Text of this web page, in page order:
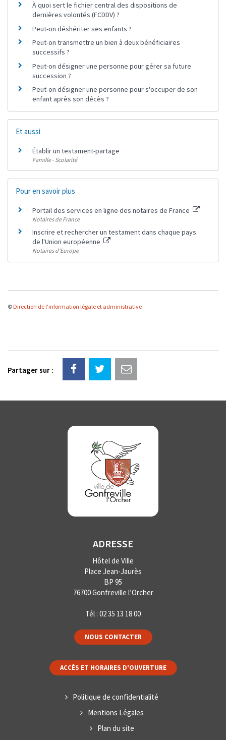
À quoi sert le fichier central des dispositions de
dernières volontés (FCDDV) ?
Peut-on déshériter ses enfants ?
Peut-on transmettre un bien à deux bénéficiaires
successifs ?
Peut-on désigner une personne pour gérer sa future
succession ?
Peut-on désigner une personne pour s'occuper de son
enfant après son décès ?
Et aussi
Établir un testament-partage
Famille - Scolarité
Pour en savoir plus
Portail des services en ligne des notaires de France
Notaires de France
Inscrire et rechercher un testament dans chaque pays
de l'Union européenne
Notaires d'Europe
© Direction de l'information légale et administrative
Partager sur :
ADRESSE
Hôtel de Ville
Place Jean-Jaurès
BP 95
76700 Gonfreville l’Orcher
Tél : 02 35 13 18 00
NOUS CONTACTER
ACCÈS ET HORAIRES D'OUVERTURE
Politique de confidentialité
Mentions Légales
Plan du site